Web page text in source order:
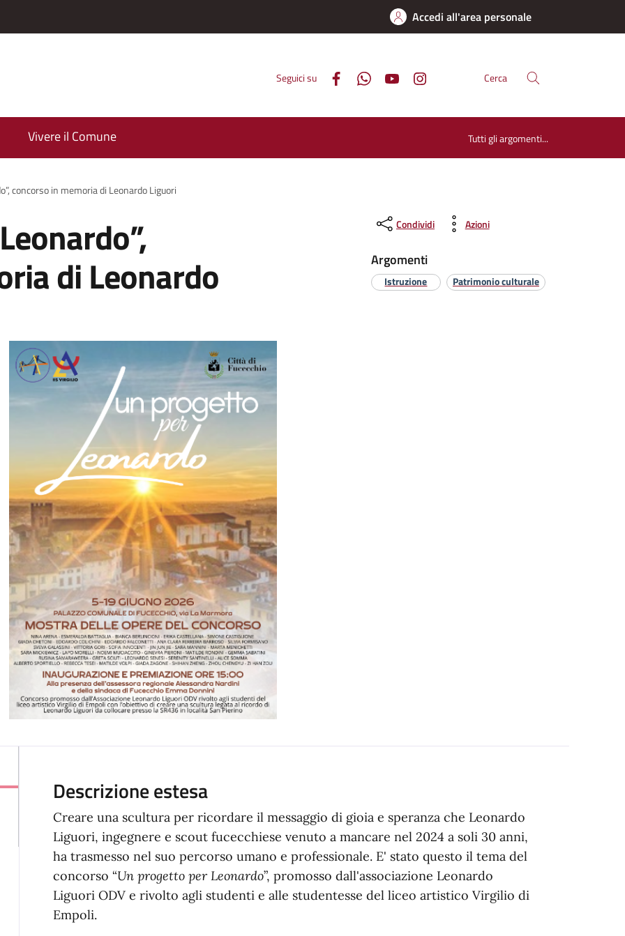
Accedi all'area personale
Seguici su Cerca
Vivere il Comune Tutti gli argomenti...
concorso in memoria di Leonardo Liguori
di Leonardo
Condividi Azioni
Argomenti
Istruzione Patrimonio culturale
Descrizione estesa
Creare una scultura per ricordare il messaggio di gioia e speranza che Leonardo
Liguori, ingegnere e scout fucecchiese venuto a mancare nel 2024 a soli 30 anni,
ha trasmesso nel suo percorso umano e professionale. E' stato questo il tema del
concorso “Un progetto per Leonardo”, promosso dall'associazione Leonardo
Liguori ODV e rivolto agli studenti e alle studentesse del liceo artistico Virgilio di
Empoli.